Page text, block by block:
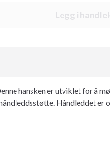
Legg i
hansken er utviklet for å
Håndleddet er